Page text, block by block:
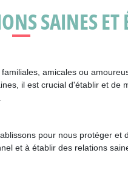
SAINES
amicales ou
il est crucial d'établir et de
pour nous protéger et
et à établir des relations